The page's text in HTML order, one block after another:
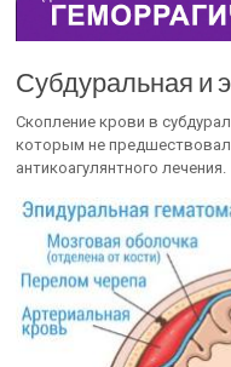
Субдуральная и
Скопление крови в
которым не
антикоагулянтного лечения.